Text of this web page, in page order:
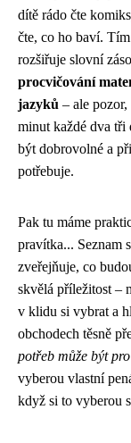
dítě rádo čte
čte, co ho baví.
rozšiřuje slovní
procvičování
jazyků – ale
minut každé dva tři
být dobrovolné a
potřebuje.
Pak tu máme
pravítka... Seznam
zveřejňuje, co
skvělá příležitost –
v klidu si vybrat a
obchodech těsně
potřeb může být
vyberou vlastní
když si to vyberou